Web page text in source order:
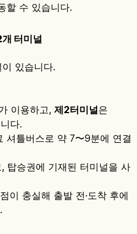
할 수 있습니다.
터미널
있습니다.
이용하고, 제2터미널은
다.
셔틀버스로 약 7〜9분에 연결
탑승권에 기재된 터미널을 사
이 충실해 출발 전·도착 후에